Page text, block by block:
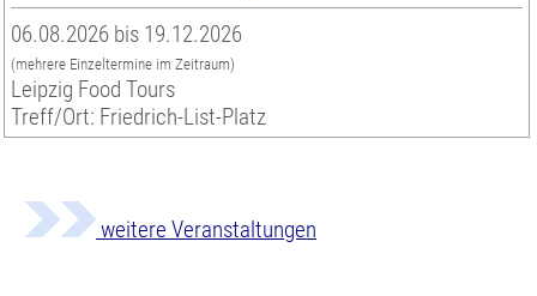
06.08.2026 bis 19.12.2026
(mehrere Einzeltermine im Zeitraum)
Leipzig Food Tours
Treff/Ort: Friedrich-List-Platz
weitere Veranstaltungen